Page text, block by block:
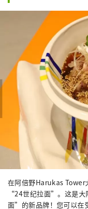
在阿倍野Harukas Tower
“24世纪拉面”。这是
面”的新品牌！您可以在